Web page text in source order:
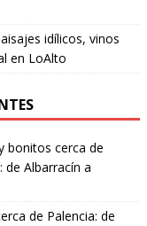
idílicos, vinos
en LoAlto
bonitos cerca de
de Albarracín a
de Palencia: de